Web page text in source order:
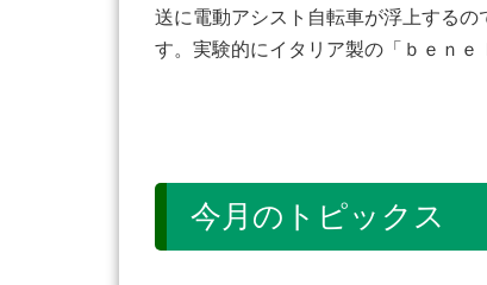
送に電動アシスト自転車が浮上する
す。実験的にイタリア製の「ｂｅｎｅ
今月のトピックス